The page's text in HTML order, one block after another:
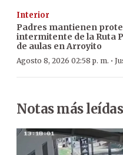
Interior
Padres mantienen
intermitente de la Ruta
de aulas en Arroyito
Agosto 8, 2026 02:58 p. m. ·
Notas más leídas